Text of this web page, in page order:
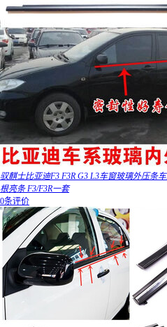
驭麒士比亚迪F3 F3R G3 L3车窗玻璃外压条
根亮条 F3/F3R一套
0条评价